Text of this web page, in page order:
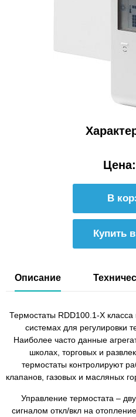
Цена:
Купить
Описание
Термостаты RDD100.1-X
системах для регулировки
Наиболее часто данные
школах, торговых и
термостаты контролируют
клапанов, газовых и масляных
Управление термостата –
сигналом откл/вкл на